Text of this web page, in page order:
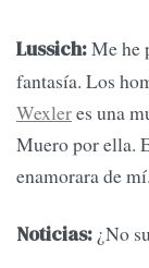
Lussich:Me he
fantasía. Los
Wexleres una
Muero por ella.
enamorara de
Noticias: ¿No